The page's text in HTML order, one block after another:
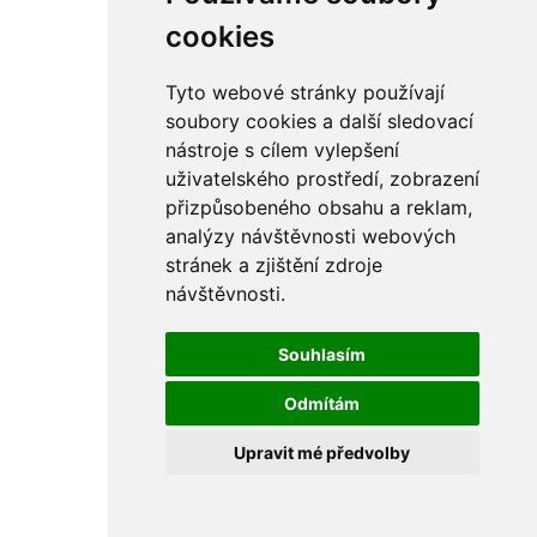
cookies
Tyto webové stránky používají
soubory cookies a další sledovací
nástroje s cílem vylepšení
uživatelského prostředí, zobrazení
přizpůsobeného obsahu a reklam,
analýzy návštěvnosti webových
stránek a zjištění zdroje
návštěvnosti.
Souhlasím
Odmítám
Upravit mé předvolby
řetězy
ostatní části
sekundární
sání
sedla
spojovací materiál
matice
podložky
pojistné kroužky
šrouby
výbava
výfuky a kolena
bowdeny a lanka
filtry
gufera